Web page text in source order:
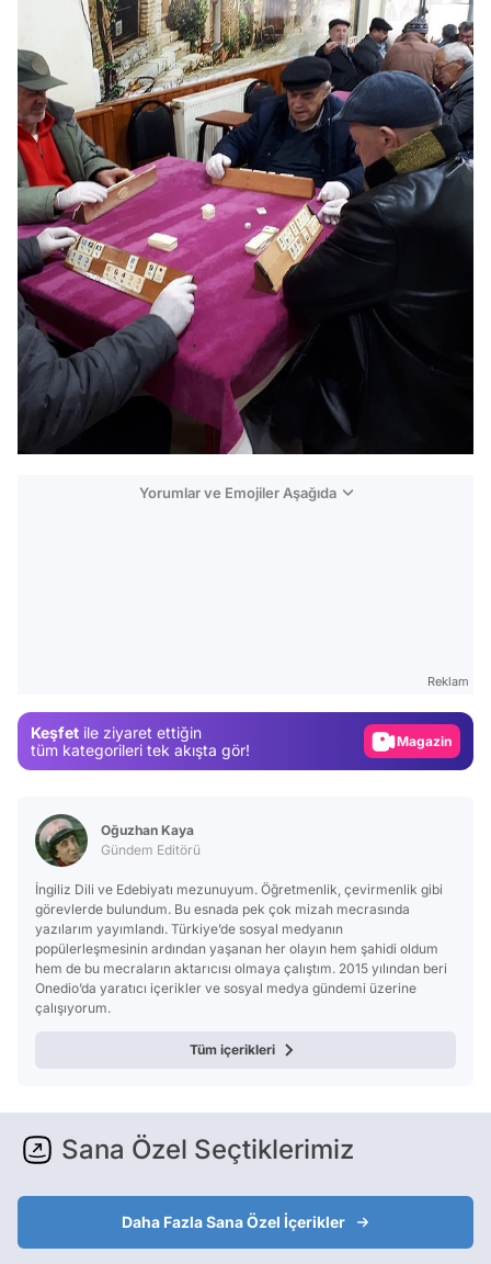
Yorumlar ve Emojiler Aşağıda
Reklam
Keşfet ile ziyaret ettiğin
tüm kategorileri tek akışta gör!
Video
Oğuzhan Kaya
Gündem Editörü
İngiliz Dili ve Edebiyatı mezunuyum. Öğretmenlik, çevirmenlik gibi
görevlerde bulundum. Bu esnada pek çok mizah mecrasında
yazılarım yayımlandı. Türkiye’de sosyal medyanın
popülerleşmesinin ardından yaşanan her olayın hem şahidi oldum
hem de bu mecraların aktarıcısı olmaya çalıştım. 2015 yılından beri
Onedio’da yaratıcı içerikler ve sosyal medya gündemi üzerine
çalışıyorum.
Tüm içerikleri
Sana Özel Seçtiklerimiz
Daha Fazla Sana Özel İçerikler